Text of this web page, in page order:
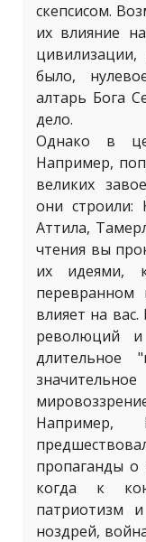
скепсисом.
их влияние
было,
алтарь Бога
дело.
Однако в
Например,
великих
они строили:
Аттила,
чтения вы
их идеями,
перевранном
влияет на
революций и
длительное
Например,
пропаганды о
когда к
патриотизм
ноздрей,